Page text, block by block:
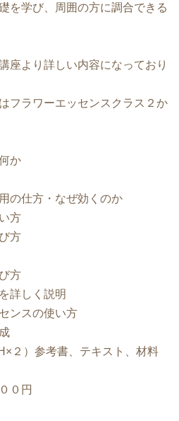
を学び、周囲の方に調合できる
座より詳しい内容になっており
フラワーエッセンスクラス２か
か
の仕方・なぜ効くのか
方
び方
方
詳しく説明
ンスの使い方
２）参考書、テキスト、材料
０円